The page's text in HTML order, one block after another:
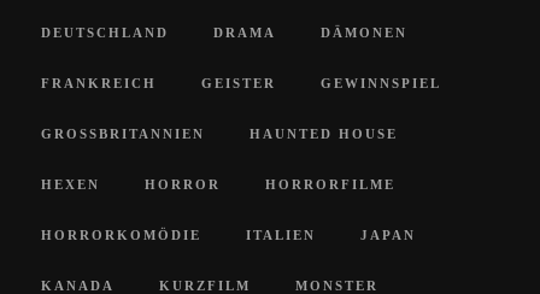
DEUTSCHLAND DRAMA DÄMONEN
FRANKREICH GEISTER GEWINNSPIEL
GROSSBRITANNIEN HAUNTED HOUSE
HEXEN HORROR HORRORFILME
HORRORKOMÖDIE ITALIEN JAPAN
KANADA KURZFILM MONSTER